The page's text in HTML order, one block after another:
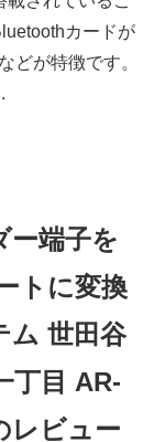
カードが
どが特徴です。
ー端子を
トに変換
ム 世田谷
丁目 AR-
レビュー